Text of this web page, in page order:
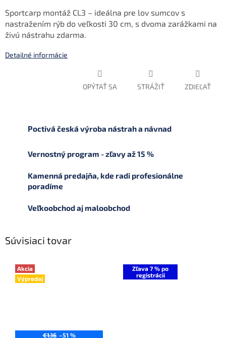
cena:
Sportcarp montáž CL3 – ideálna pre lov sumcov s
nastražením rýb do veľkosti 30 cm, s dvoma zarážkami na
živú nástrahu zdarma.
Detailné informácie
OPÝTAŤ SA STRÁŽIŤ ZDIEĽAŤ
Poctivá česká výroba nástrah a návnad
Vernostný program - zľavy až 15 %
Kamenná predajňa, kde radi profesionálne
poradíme
Veľkoobchod aj maloobchod
Súvisiaci tovar
Akcia
Výpredaj
€1,16 –51 %
Zľava 7 % po
registrácii